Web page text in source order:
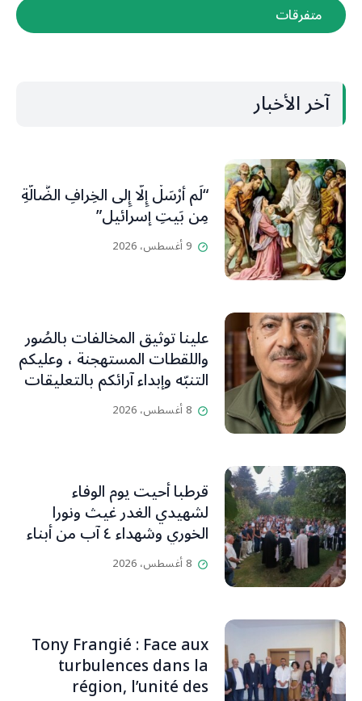
متفرقات
آخر الأخبار
“لَم أُرْسَلْ إِلَّا إِلى الخِرافِ الضَّالَّةِ
مِن بَيتِ إسرائيل”
9 أغسطس، 2026
علينا توثيق المخالفات بالصُور
واللقطات المستهجنة ، وعليكم
التنبّه وإبداء آرائكم بالتعليقات
(جورج صبّاغ)
8 أغسطس، 2026
قرطبا أحيت يوم الوفاء
لشهيدي الغدر غيث ونورا
الخوري وشهداء ٤ آب من أبناء
البلدة.. كارين الخوري افرام: لقد
كان بيتنا، بوجود والدي، ينبض
إقفاله لكنه لم يستطع لأنه
بيت رسالة وتاريخ وإيمان وقيم
مستمرة (صور وVideo)
8 أغسطس، 2026
Tony Frangié : Face aux
turbulences dans la
région, l’unité des